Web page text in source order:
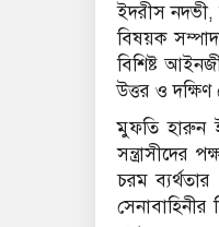
ইদরীস নদভী,
বিষয়ক
বিশিষ্ট
উত্তর ও
মুফতি হারুন
সন্ত্রাসীদের
চরম ব্যর্থতার